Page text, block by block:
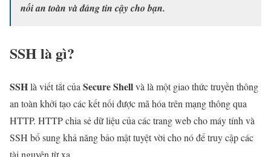
nối an toàn và đáng tin cậy cho bạn.
SSH là gì?
SSHlà viết tắt của Secure Shellvà là một giao thức truyền thông
an toàn khởi tạo các kết nối được mã hóa trên mạng thông qua
HTTP. HTTP chia sẻ dữ liệu của các trang web cho máy tính và
SSH bổ sung khả năng bảo mật tuyệt vời cho nó để truy cập các
tài nguyên từ xa.